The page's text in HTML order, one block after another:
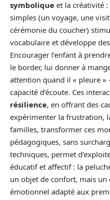
symbolique et la créativité
simples (un voyage, une
cérémonie du coucher)
vocabulaire et développe
Encourager l’enfant à
le border, lui donner à
attention quand il « pleure »
capacité d’écoute. Ces
résilience, en offrant des
expérimenter la frustration,
familles, transformer ces
pédagogiques, sans
techniques, permet
éducatif et affectif : la
un objet de confort, mais un
émotionnel adapté aux